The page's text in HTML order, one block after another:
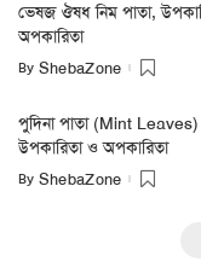
ভেষজ ঔষধ নিম পাতা,
অপকারিতা
By ShebaZone
পুদিনা পাতা (Mint
উপকারিতা ও অপকারিতা
By ShebaZone